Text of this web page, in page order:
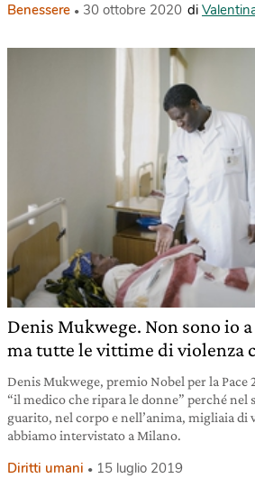
Benessere 30 ottobre 2020 di
Denis Mukwege. Non sono io
ma tutte le vittime di violenza
Denis Mukwege, premio Nobel per la Pace
“il medico che ripara le donne” perché nel
guarito, nel corpo e nell’anima, migliaia di
abbiamo intervistato a Milano.
Diritti umani 15 luglio 2019